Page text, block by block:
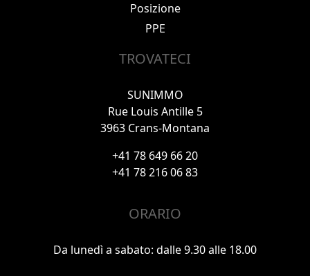
Posizione
PPE
TROVATECI
SUNIMMO
Rue Louis Antille 5
3963 Crans-Montana
+41 78 649 66 20
+41 78 216 06 83
ORARIO
Da lunedì a sabato: dalle 9.30 alle 18.00